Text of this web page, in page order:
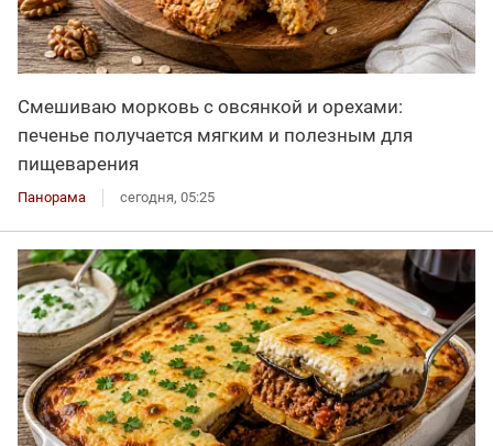
Смешиваю морковь с овсянкой и орехами:
печенье получается мягким и полезным для
пищеварения
Панорама сегодня, 05:25